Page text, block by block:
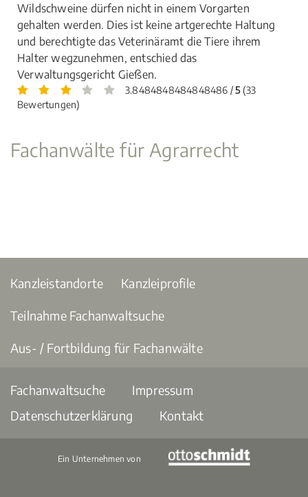
Wildschweine dürfen nicht in einem Vorgarten
gehalten werden. Dies ist keine artgerechte Haltung
und berechtigte das Veterinäramt die Tiere ihrem
Halter wegzunehmen, entschied das
Verwaltungsgericht Gießen.
3.8484848484848486 /5(33
Bewertungen)
Fachanwälte für Agrarrecht
Kanzleistandorte Kanzleiprofile
Teilnahme Fachanwaltsuche
Aus- / Fortbildung für Fachanwälte
Fachanwaltsuche
Impressum
Datenschutzerklärung
Kontakt
Ein Unternehmen von